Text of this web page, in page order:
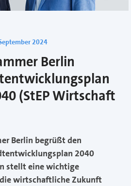
2024
Berlin
(StEP Wirtschaft
Berlin begrüßt den
2040
stellt eine wichtige
wirtschaftliche Zukunft